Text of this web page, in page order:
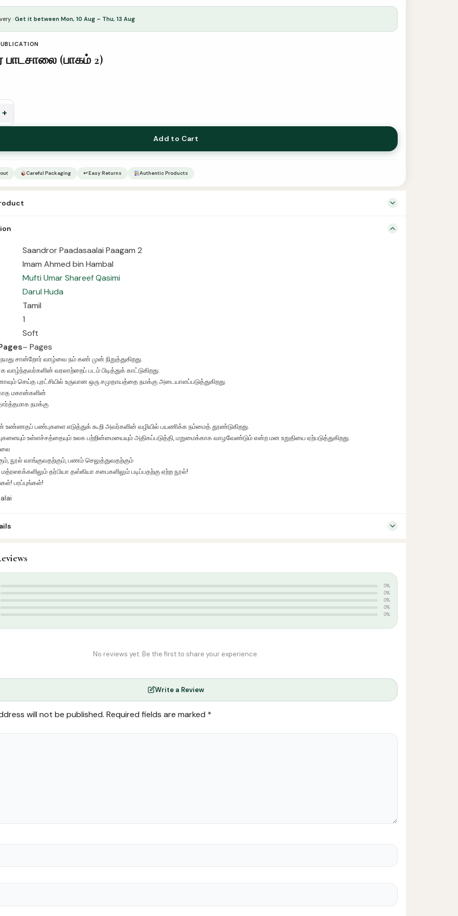
· Get it between Mon, 10 Aug – Thu, 13 Aug
(பாகம் 2)
+
Add to Cart
Careful Packaging ↩ Easy Returns Authentic Products
Edition 1 Binding Soft Number of Pages – Pages நூல் அறிமுகம்:• நமது சான்றோர் வாழ்வை நம் கண் முன் நிறுத்துகிறது. • அல்லாஹ்விற்காக
படம் பிடித்துக் காட்டுகிறது. • குர்ஆனும் சுன்னாவும் செய்த புரட்சியில் உருவான ஒரு சமுதாயத்தை நமக்கு […]
Saandror Paadasaalai Paagam 2
Imam Ahmed bin Hambal
Mufti Umar Shareef Qasimi
Darul Huda
Tamil
1
Soft
– Pages
சான்றோர் வாழ்வை நம் கண் முன் நிறுத்துகிறது.
வாழ்ந்தவர்களின் வரலாற்றைப் படம் பிடித்துக் காட்டுகிறது.
செய்த புரட்சியில் உருவான ஒரு சமுதாயத்தை நமக்கு அடையாளப்படுத்துகிறது.
மகான்களின்
நமக்கு
உண்ணதப் பண்புகளை எடுத்துக் கூறி அவர்களின் வழியில் பயணிக்க நம்மைத் தூண்டுகிறது.
உள்ளச்சத்தையும் உலக பற்றின்மையையும் அதிகப்படுத்தி, மறுமைக்காக வாழவேண்டும் என்ற மன உறுதியை ஏற்படுத்துகிறது.
நூல் வாங்குவதற்கும், பணம் செலுத்துவதற்கும்
மத்ரஸாக்களிலும் தர்பியா தஸ்கியா சபைகளிலும் படிப்பதற்கு ஏற்ற நூல்!
பரப்புங்கள்!
/ Nasihat
0%
0%
0%
0%
0%
No reviews yet. Be the first to share your experience.
Write a Review
will not be published. Required fields are marked *